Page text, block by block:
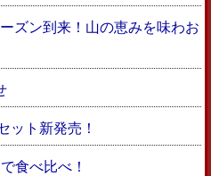
ズン到来！山の恵みを味わお
ット新発売！
食べ比べ！